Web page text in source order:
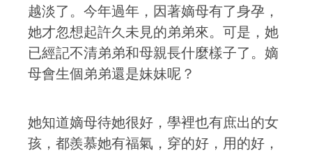
越淡了。今年過年，因著嫡母有了身孕，
她才忽想起許久未見的弟弟來。可是，她
已經記不清弟弟和母親長什麼樣子了。嫡
母會生個弟弟還是妹妹呢？
她知道嫡母待她很好，學裡也有庶出的女
孩，都羨慕她有福氣，穿的好，用的好，